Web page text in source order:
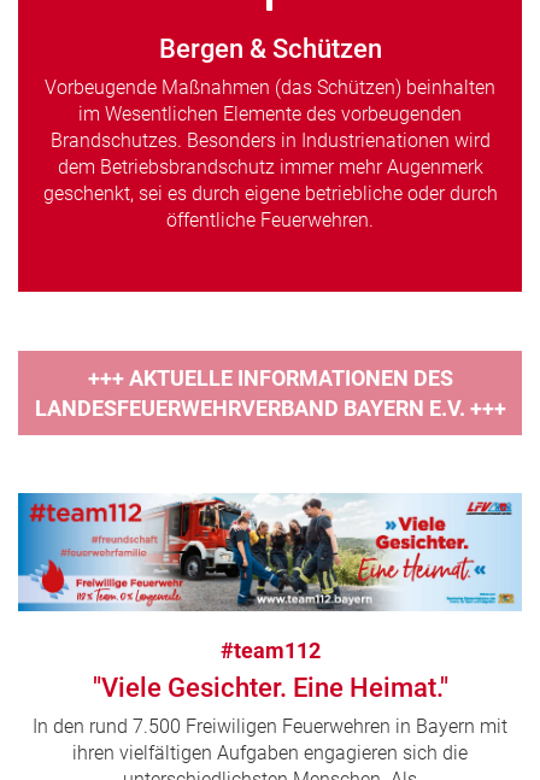
Bergen & Schützen
Vorbeugende Maßnahmen (das Schützen) beinhalten
im Wesentlichen Elemente des vorbeugenden
Brandschutzes. Besonders in Industrienationen wird
dem Betriebsbrandschutz immer mehr Augenmerk
geschenkt, sei es durch eigene betriebliche oder durch
öffentliche Feuerwehren.
+++ AKTUELLE INFORMATIONEN DES
LANDESFEUERWEHRVERBAND BAYERN E.V. +++
#team112
"Viele Gesichter. Eine Heimat."
In den rund 7.500 Freiwiligen Feuerwehren in Bayern mit
ihren vielfältigen Aufgaben engagieren sich die